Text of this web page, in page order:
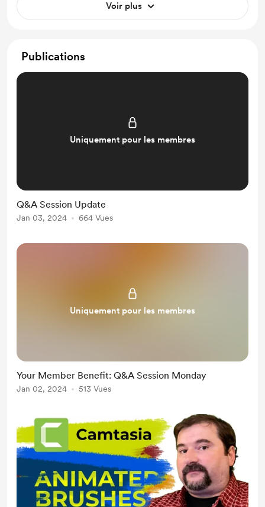
Voir plus
Publications
Uniquement pour les membres
Q&A Session Update
Jan 03, 2024 664 Vues
Uniquement pour les membres
Your Member Benefit: Q&A Session Monday
Jan 02, 2024 513 Vues